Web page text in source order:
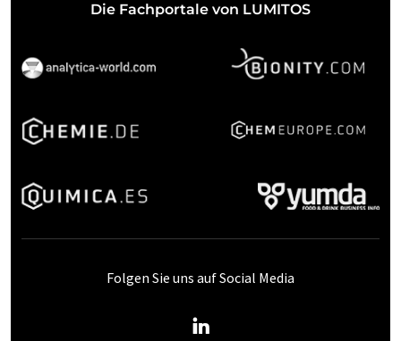
Die Fachportale von LUMITOS
Folgen Sie uns auf Social Media